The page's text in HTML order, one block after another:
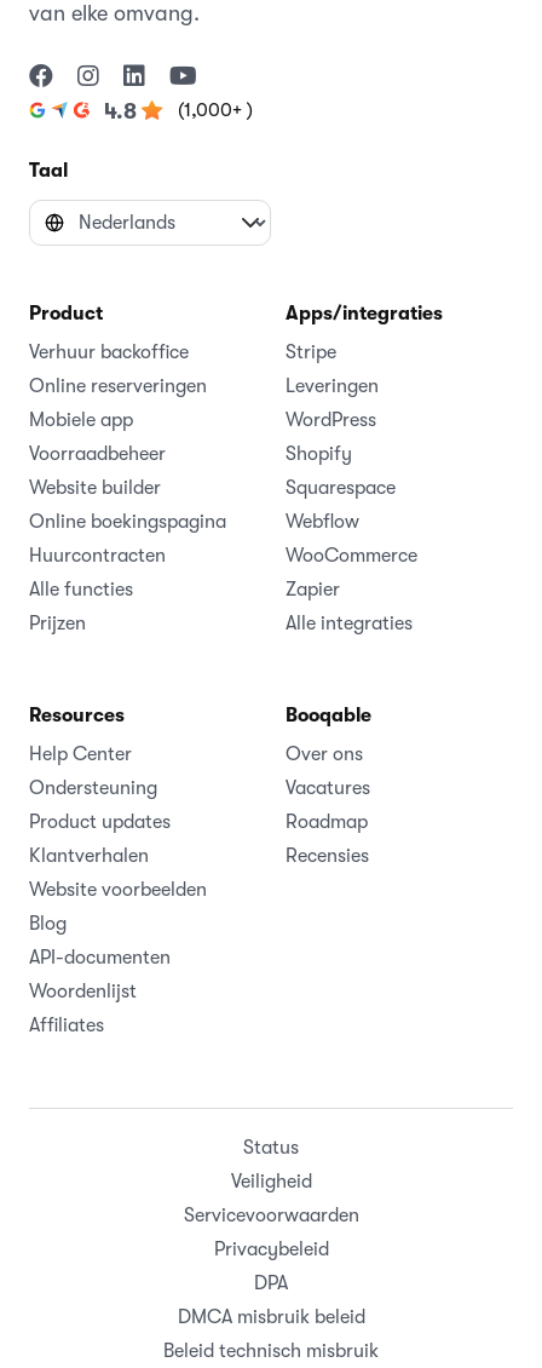
van elke omvang.
4.8 (1,000+ )
Taal
Product
Verhuur backoffice
Online reserveringen
Mobiele app
Voorraadbeheer
Website builder
Online boekingspagina
Huurcontracten
Alle functies
Prijzen
Apps/integraties
Stripe
Leveringen
WordPress
Shopify
Squarespace
Webflow
WooCommerce
Zapier
Alle integraties
Resources
Help Center
Ondersteuning
Product updates
Klantverhalen
Website voorbeelden
Blog
API-documenten
Woordenlijst
Affiliates
Booqable
Over ons
Vacatures
Roadmap
Recensies
Status
Veiligheid
Servicevoorwaarden
Privacybeleid
DPA
DMCA misbruik beleid
Beleid technisch misbruik